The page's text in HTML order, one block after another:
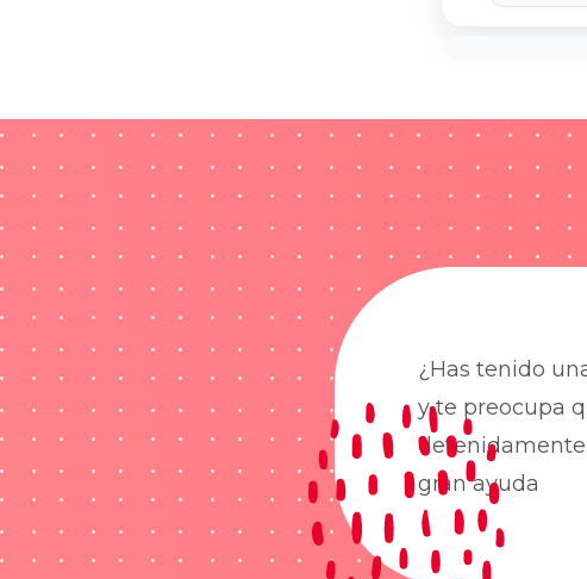
¿Has tenido
y te preocupa
gran ayuda